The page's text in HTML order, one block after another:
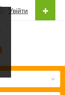
Увійти